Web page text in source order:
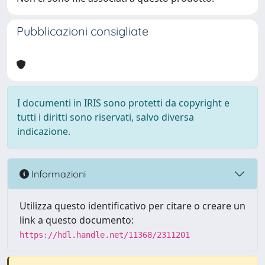
Pubblicazioni consigliate
I documenti in IRIS sono protetti da copyright e
tutti i diritti sono riservati, salvo diversa
indicazione.
Informazioni
Utilizza questo identificativo per citare o creare un
link a questo documento:
https://hdl.handle.net/11368/2311201